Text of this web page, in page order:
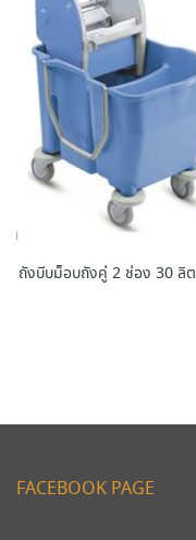
ถังบีบม็อบถังคู่ 2 ช่อง 30 ลิต
FACEBOOK PAGE